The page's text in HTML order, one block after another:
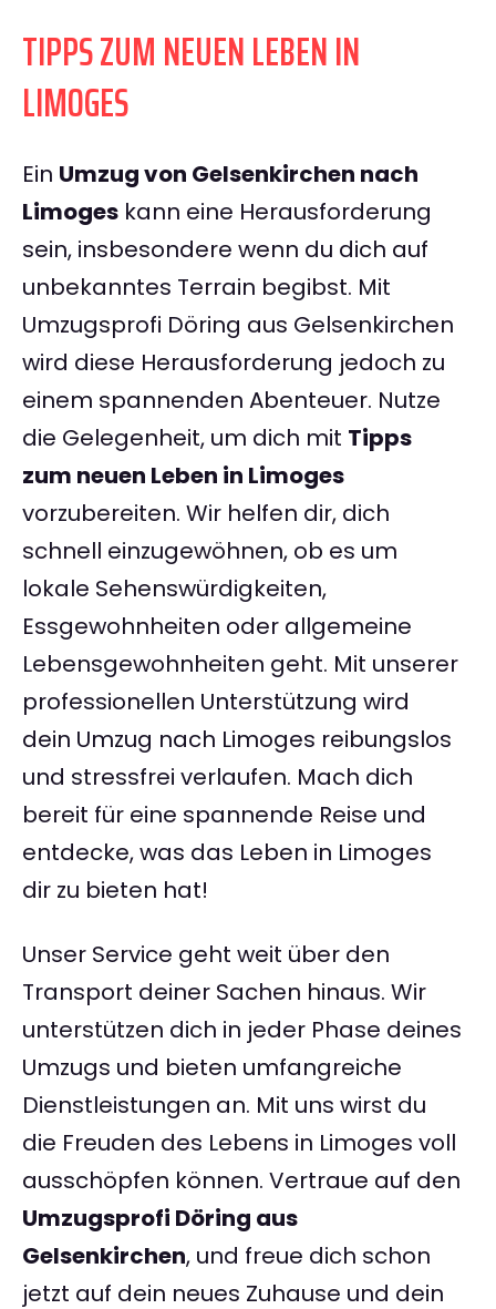
TIPPS ZUM NEUEN LEBEN IN
LIMOGES
Ein Umzug von Gelsenkirchen nach
Limoges kann eine Herausforderung
sein, insbesondere wenn du dich auf
unbekanntes Terrain begibst. Mit
Umzugsprofi Döring aus Gelsenkirchen
wird diese Herausforderung jedoch zu
einem spannenden Abenteuer. Nutze
die Gelegenheit, um dich mit Tipps
zum neuen Leben in Limoges
vorzubereiten. Wir helfen dir, dich
schnell einzugewöhnen, ob es um
lokale Sehenswürdigkeiten,
Essgewohnheiten oder allgemeine
Lebensgewohnheiten geht. Mit unserer
professionellen Unterstützung wird
dein Umzug nach Limoges reibungslos
und stressfrei verlaufen. Mach dich
bereit für eine spannende Reise und
entdecke, was das Leben in Limoges
dir zu bieten hat!
Unser Service geht weit über den
Transport deiner Sachen hinaus. Wir
unterstützen dich in jeder Phase deines
Umzugs und bieten umfangreiche
Dienstleistungen an. Mit uns wirst du
die Freuden des Lebens in Limoges voll
ausschöpfen können. Vertraue auf den
Umzugsprofi Döring aus
Gelsenkirchen, und freue dich schon
jetzt auf dein neues Zuhause und dein